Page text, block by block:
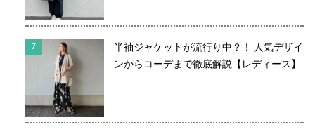
半袖ジャケットが流行り中？！ 人気デザイ
ンからコーデまで徹底解説【レディース】